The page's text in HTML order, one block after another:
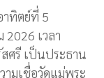
ตย์ที่ 5
2026 เวลา
ศรี เป็นประธาน
มเชื่อวัดแม่พระ